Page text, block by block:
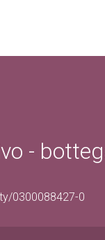
-
0300088427-0